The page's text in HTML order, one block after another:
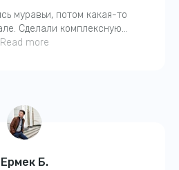
муравьи, потом какая-то
Сделали комплексную
дней — всё исчезло! Очень
Read more
Ермек Б.